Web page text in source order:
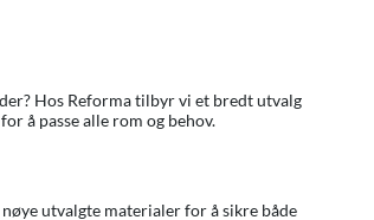
Hos Reforma tilbyr vi et bredt utvalg
å passe alle rom og behov.
utvalgte materialer for å sikre både